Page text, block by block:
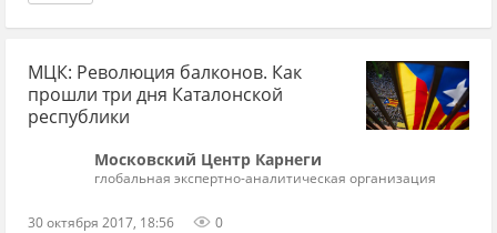
МЦК: Революция балконов. Как
прошли три дня Каталонской
республики
Московский Центр Карнеги
глобальная экспертно-аналитическая организация
30 октября 2017, 18:56 0